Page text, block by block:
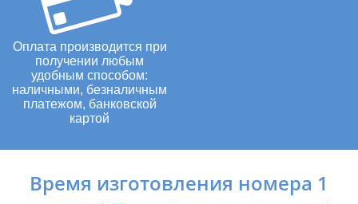
Оплата производится при
получении любым
удобным способом:
наличными, безналичным
платежом, банковской
картой
Время изготовления номера 1